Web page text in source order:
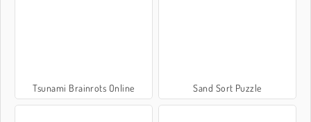
Tsunami Brainrots Online Sand Sort Puzzle